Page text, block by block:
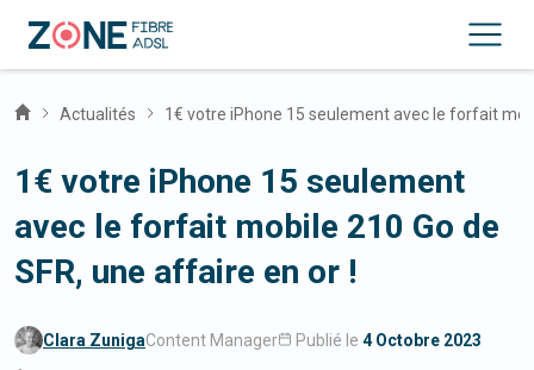
Actualités 1€ votre iPhone 15 seulement avec le forfait
1€ votre iPhone 15 seulement
avec le forfait mobile 210 Go de
SFR, une affaire en or !
Clara ZunigaContent Manager Publié le 4 Octobre 2023